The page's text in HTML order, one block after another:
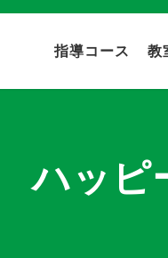
指導コース 教
ハッピ